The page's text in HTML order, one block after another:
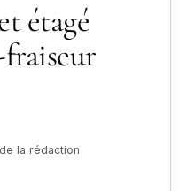
étagé
la rédaction